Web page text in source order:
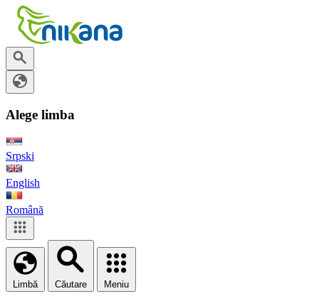
Alege limba
Srpski
English
Română
Limbă Căutare Meniu